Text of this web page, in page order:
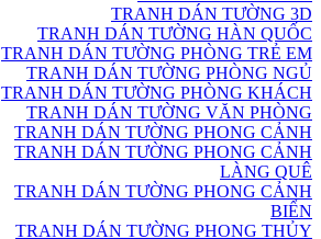
TRANH DÁN TƯỜNG 3D
TRANH DÁN TƯỜNG HÀN QUỐC
TRANH DÁN TƯỜNG PHÒNG TRẺ EM
TRANH DÁN TƯỜNG PHÒNG NGỦ
TRANH DÁN TƯỜNG PHÒNG KHÁCH
TRANH DÁN TƯỜNG VĂN PHÒNG
TRANH DÁN TƯỜNG PHONG CẢNH
TRANH DÁN TƯỜNG PHONG CẢNH
LÀNG QUÊ
TRANH DÁN TƯỜNG PHONG CẢNH
BIỂN
TRANH DÁN TƯỜNG PHONG THỦY